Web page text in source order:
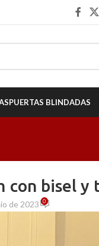
PUERTAS BLINDADAS
con bisel y
de 2023 0